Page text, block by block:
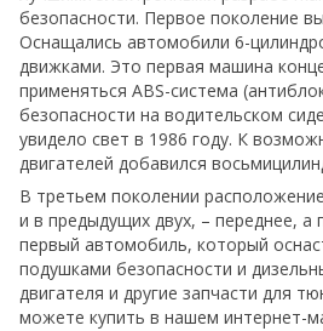
безопасности. Первое поколение
Оснащались автомобили 6-
движками. Это первая машина
применяться ABS-система
безопасности на водительском
увидело свет в 1986 году. К
двигателей добавился
В третьем поколении
и в предыдущих двух, – переднее, а
первый автомобиль, который
подушками безопасности и
двигателя и другие запчасти для
можете купить в нашем интернет-